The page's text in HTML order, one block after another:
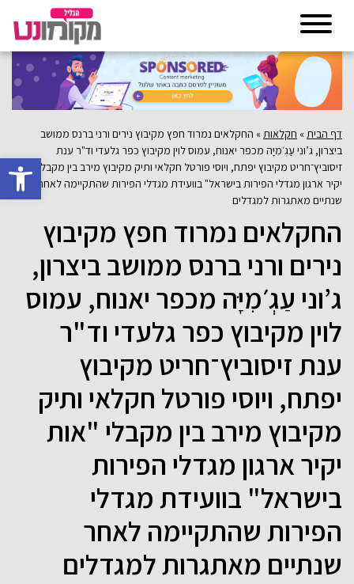
פתח
דף הבית » חקלאות » החקלאים נמרוד חפץ מקיבוץ נירים ורני ברנס ממושב
ביצרון, ג’וני עַגְ׳מִיָּה מכפר יאנוח, עמוס לוין מקיבוץ כפר גלעדי וד"ר ענת
זיסוביץ־חריט מקיבוץ יפתח, ויוסי פורטל חקלאי ותיק מקיבוץ מירב בין מקבלי "אות
יקיר ארגון מגדלי הפירות בישראל" בוועידת מגדלי הפירות שהתקיימה לאחר
שנתיים מאתגרות למגדלים
החקלאים נמרוד חפץ מקיבוץ
נירים ורני ברנס ממושב ביצרון,
ג’וני עַגְ׳מִיָּה מכפר יאנוח, עמוס
לוין מקיבוץ כפר גלעדי וד"ר
ענת זיסוביץ־חריט מקיבוץ
יפתח, ויוסי פורטל חקלאי ותיק
מקיבוץ מירב בין מקבלי "אות
יקיר ארגון מגדלי הפירות
בישראל" בוועידת מגדלי
הפירות שהתקיימה לאחר
שנתיים מאתגרות למגדלים